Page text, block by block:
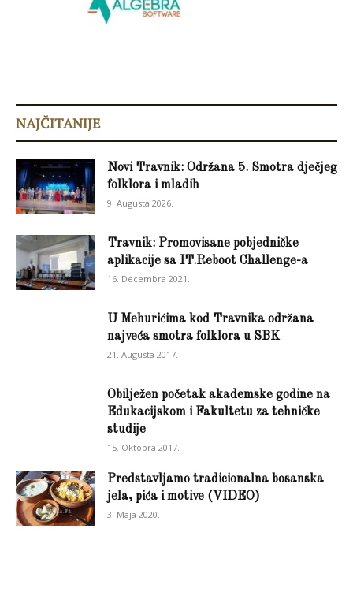
NAJČITANIJE
Novi Travnik: Održana 5. Smotra dječjeg
folklora i mladih
9. Augusta 2026.
Travnik: Promovisane pobjedničke
aplikacije sa IT.Reboot Challenge-a
16. Decembra 2021.
U Mehurićima kod Travnika održana
najveća smotra folklora u SBK
21. Augusta 2017.
Obilježen početak akademske godine na
Edukacijskom i Fakultetu za tehničke
studije
15. Oktobra 2017.
Predstavljamo tradicionalna bosanska
jela, pića i motive (VIDEO)
3. Maja 2020.